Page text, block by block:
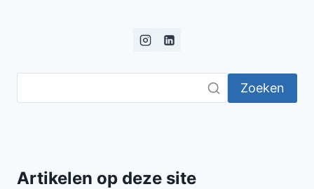
Zoeken
Artikelen op deze site